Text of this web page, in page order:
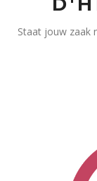
Staat jouw zaak